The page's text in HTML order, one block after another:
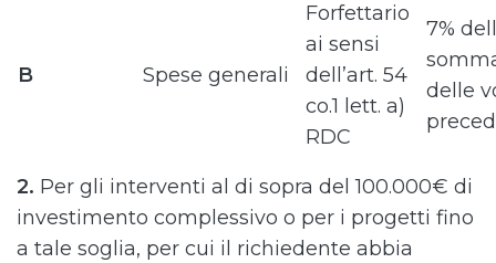
B Spese generali
Forfettario
ai sensi
dell’art. 54
co.1 lett. a)
RDC
7%
delle
2. Per gli interventi al di sopra del 100.000€ di
investimento complessivo o per i progetti fino
a tale soglia, per cui il richiedente abbia